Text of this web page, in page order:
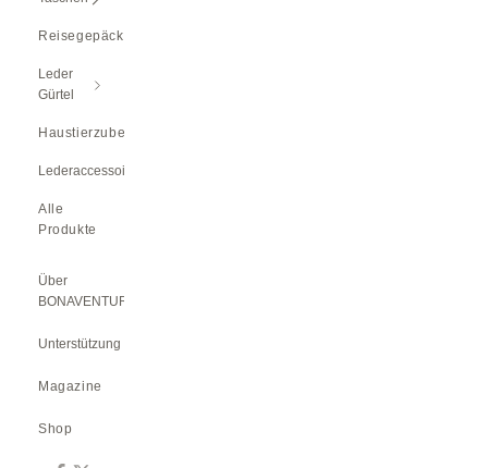
Reisegepäck
Leder
Gürtel
Haustierzubehör
Lederaccessoires
Alle
Produkte
Über
BONAVENTURA
Unterstützung
Magazine
Shop